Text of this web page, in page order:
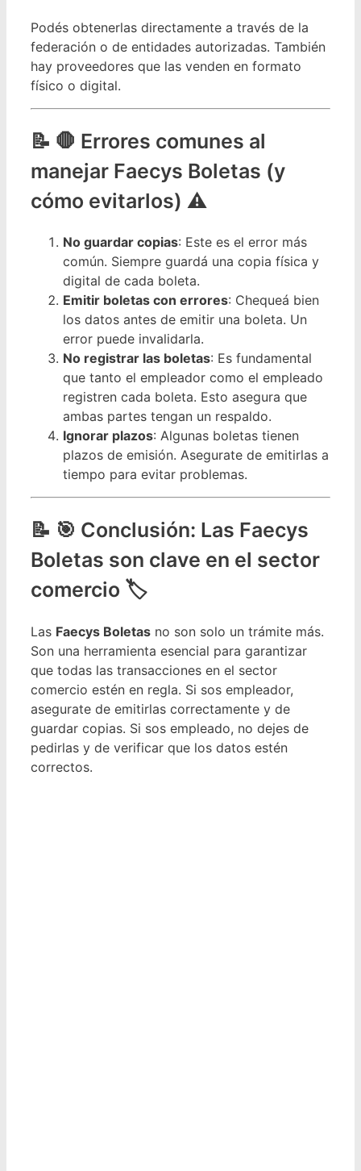
Podés obtenerlas directamente a través de la
federación o de entidades autorizadas. También
hay proveedores que las venden en formato
físico o digital.
🛑 Errores comunes al
manejar Faecys Boletas (y
cómo evitarlos) ⚠️
No guardar copias: Este es el error más
común. Siempre guardá una copia física y
digital de cada boleta.
Emitir boletas con errores: Chequeá bien
los datos antes de emitir una boleta. Un
error puede invalidarla.
No registrar las boletas: Es fundamental
que tanto el empleador como el empleado
registren cada boleta. Esto asegura que
ambas partes tengan un respaldo.
Ignorar plazos: Algunas boletas tienen
plazos de emisión. Asegurate de emitirlas a
tiempo para evitar problemas.
🎯 Conclusión: Las Faecys
Boletas son clave en el sector
comercio 🏷️
Las Faecys Boletas no son solo un trámite más.
Son una herramienta esencial para garantizar
que todas las transacciones en el sector
comercio estén en regla. Si sos empleador,
asegurate de emitirlas correctamente y de
guardar copias. Si sos empleado, no dejes de
pedirlas y de verificar que los datos estén
correctos.